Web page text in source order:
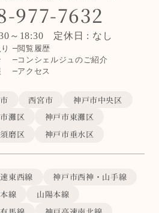
977-7632
～18:30 定休日 : なし
閲覧履歴
コンシェルジュのご紹介
アクセス
西宮市
神戸市中央区
灘区
神戸市東灘区
磨区 神戸市垂水区
東西線
神戸市西神・山手線
線
山陽本線